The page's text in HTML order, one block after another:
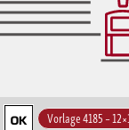
Vorlage 4185 –